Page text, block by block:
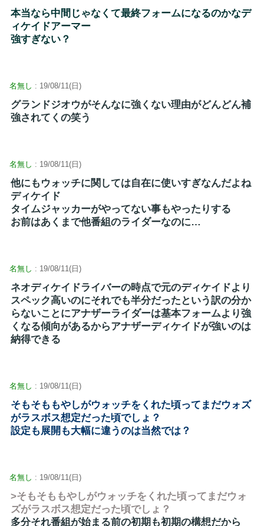
本当なら中間じゃなくて最終フォームになるのかなデ
ィケイドアーマー
強すぎない？
名無し : 19/08/11(日)
グランドジオウがそんなに強くない理由がどんどん補
強されてくの笑う
名無し : 19/08/11(日)
他にもウォッチに関しては自在に使いすぎなんだよね
ディケイド
タイムジャッカーがやってない事もやったりする
お前はあくまで他番組のライダーなのに…
名無し : 19/08/11(日)
ネオディケイドライバーの時点で元のディケイドより
スペック高いのにそれでも半分だったという訳の分か
らないことにアナザーライダーは基本フォームより強
くなる傾向があるからアナザーディケイドが強いのは
納得できる
名無し : 19/08/11(日)
そもそももやしがウォッチをくれた頃ってまだウォズ
がラスボス想定だった頃でしょ？
設定も展開も大幅に違うのは当然では？
名無し : 19/08/11(日)
>そもそももやしがウォッチをくれた頃ってまだウォ
ズがラスボス想定だった頃でしょ？
多分それ番組が始まる前の初期も初期の構想だから